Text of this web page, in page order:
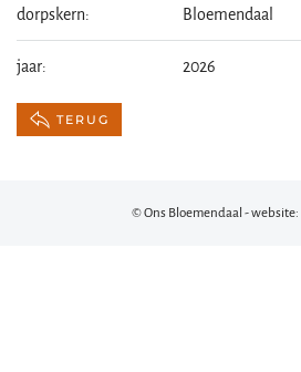
dorpskern: Bloemendaal
jaar: 2026
TERUG
© Ons Bloemendaal - website: